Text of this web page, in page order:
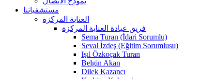
مستشفياتنا
العناية المركزة
فريق عيادة العناية المركزة
Sema Turan (İdari Sorumlu)
Seval İzdeş (Eğitim Sorumlusu)
Işıl Özkoçak Turan
Belgin Akan
Dilek Kazancı